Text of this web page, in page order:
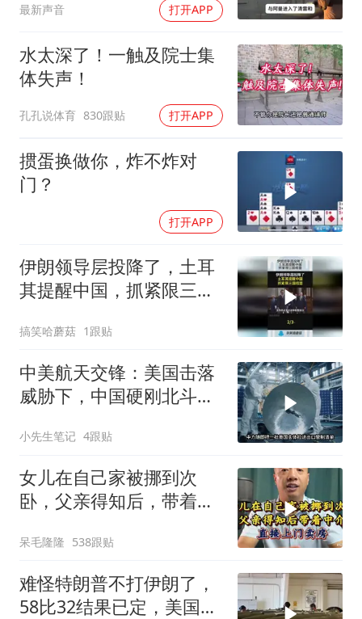
最新声音 打开APP
水太深了！一触及院士集
体失声！
孔孔说体育 830跟贴 打开APP
掼蛋换做你，炸不炸对
门？
打开APP
伊朗领导层投降了，土耳
其提醒中国，抓紧限三国
搞笑哈蘑菇 1跟贴
中美航天交锋：美国击落
威胁下，中国硬刚北斗升
小先生笔记 4跟贴
女儿在自己家被挪到次
卧，父亲得知后，带着中
呆毛隆隆 538跟贴
难怪特朗普不打伊朗了，
58比32结果已定，美国专